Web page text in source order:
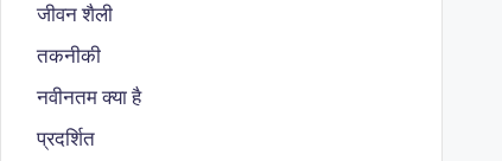
जीवन शैली
तकनीकी
नवीनतम क्या है
प्रदर्शित